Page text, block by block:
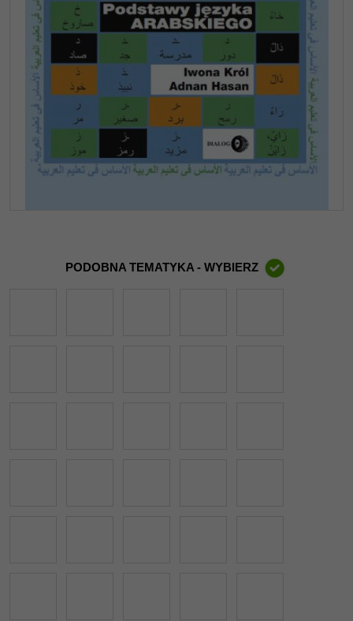
PODOBNA TEMATYKA - WYBIERZ